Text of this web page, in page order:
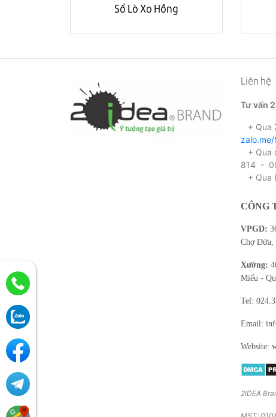
Sổ Lò Xo Hồng
Liên hệ
Tư vấn
+ Qua
+ Qua
814 -
+ Qua
CÔNG
VPGD:
Chợ Dừa,
Xưởng:
Miếu -
Tel:
Email:
Website:
2IDEA